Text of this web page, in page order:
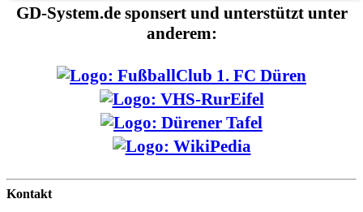
GD-System.de sponsert und unterstützt unter
anderem:
Kontakt